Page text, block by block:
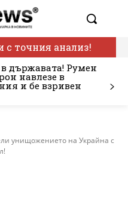
точния анализ!
държавата! Румен
навлезе в
и бе взривен
унищожението на Украйна с